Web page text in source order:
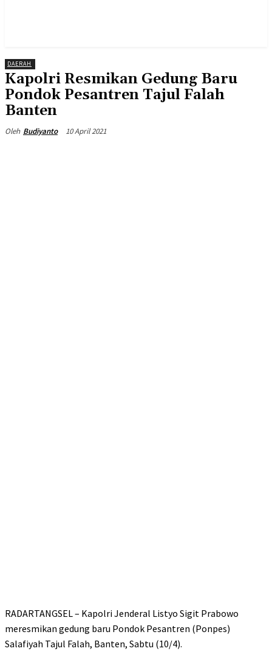
DAERAH
Kapolri Resmikan Gedung Baru
Pondok Pesantren Tajul Falah
Banten
Oleh Budiyanto 10 April 2021
RADARTANGSEL – Kapolri Jenderal Listyo Sigit Prabowo
meresmikan gedung baru Pondok Pesantren (Ponpes)
Salafiyah Tajul Falah, Banten, Sabtu (10/4).